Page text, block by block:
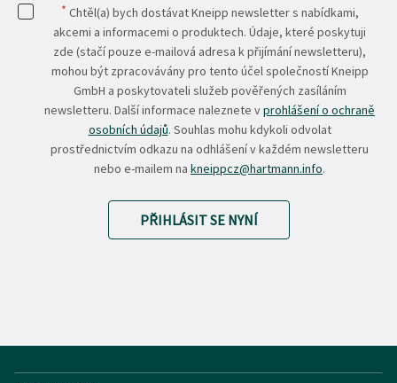
* Chtěl(a) bych dostávat Kneipp newsletter s nabídkami,
akcemi a informacemi o produktech. Údaje, které poskytuji
zde (stačí pouze e-mailová adresa k přijímání newsletteru),
mohou být zpracovávány pro tento účel společností Kneipp
GmbH a poskytovateli služeb pověřených zasíláním
newsletteru. Další informace naleznete vprohlášení o ochraně
osobních údajů. Souhlas mohu kdykoli odvolat
prostřednictvím odkazu na odhlášení v každém newsletteru
nebo e-mailem na kneippcz@hartmann.info.
PŘIHLÁSIT SE NYNÍ